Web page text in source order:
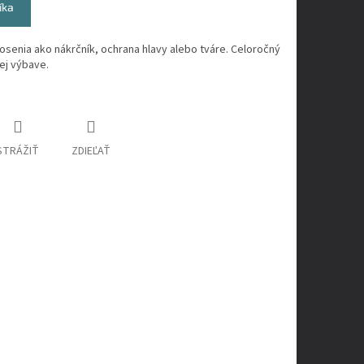
ako nákrčník, ochrana hlavy alebo tváre. Celoročný
výbave.
ZDIEĽAŤ